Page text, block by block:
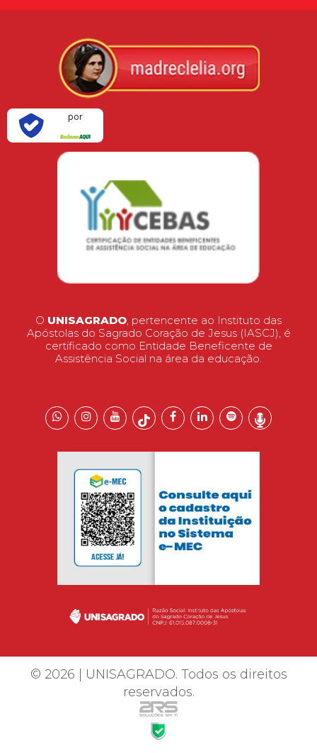
por
O UNISAGRADO , pertencente ao Instituto das
Apóstolas do Sagrado Coração de Jesus (IASCJ), é
certificado como Entidade Beneficente de
Assistência Social na área da educação.
© 2026 | UNISAGRADO. Todos os direitos
reservados.